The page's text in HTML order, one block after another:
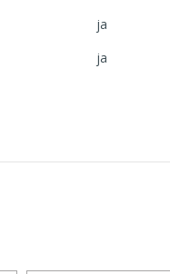
ja
ja